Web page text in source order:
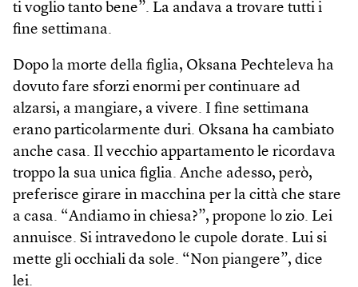
ti voglio tanto bene”. La andava a trovare tutti i
fine settimana.
Dopo la morte della figlia, Oksana Pechteleva ha
dovuto fare sforzi enormi per continuare ad
alzarsi, a mangiare, a vivere. I fine settimana
erano particolarmente duri. Oksana ha cambiato
anche casa. Il vecchio appartamento le ricordava
troppo la sua unica figlia. Anche adesso, però,
preferisce girare in macchina per la città che stare
a casa. “Andiamo in chiesa?”, propone lo zio. Lei
annuisce. Si intravedono le cupole dorate. Lui si
mette gli occhiali da sole. “Non piangere”, dice
lei.